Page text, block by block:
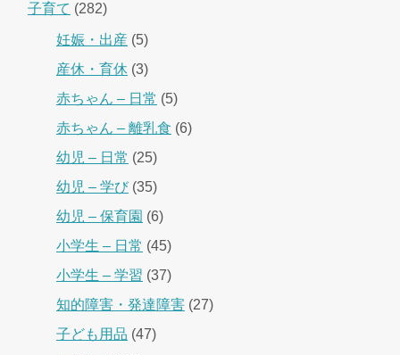
子育て (282)
妊娠・出産 (5)
産休・育休 (3)
赤ちゃん – 日常 (5)
赤ちゃん – 離乳食 (6)
幼児 – 日常 (25)
幼児 – 学び(35)
幼児 – 保育園 (6)
小学生 – 日常 (45)
小学生 – 学習 (37)
知的障害・発達障害 (27)
子ども用品 (47)